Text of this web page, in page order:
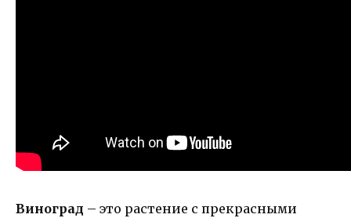
Виноград – это растение с прекрасными